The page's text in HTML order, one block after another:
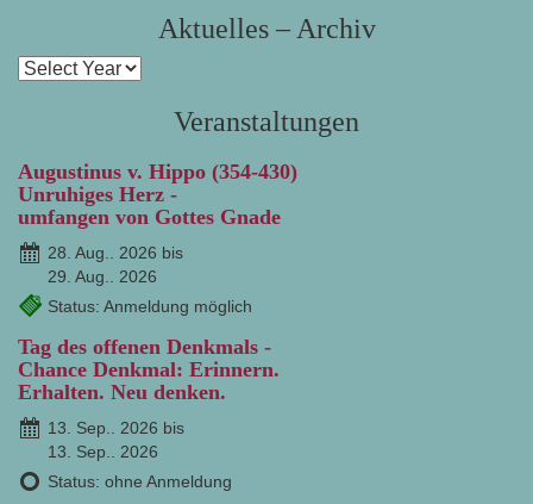
Aktuelles – Archiv
Veranstaltungen
Augustinus v. Hippo (354-430)
Unruhiges Herz -
umfangen von Gottes Gnade
28. Aug.. 2026 bis
29. Aug.. 2026
Status: Anmeldung möglich
Tag des offenen Denkmals -
Chance Denkmal: Erinnern.
Erhalten. Neu denken.
13. Sep.. 2026 bis
13. Sep.. 2026
Status: ohne Anmeldung